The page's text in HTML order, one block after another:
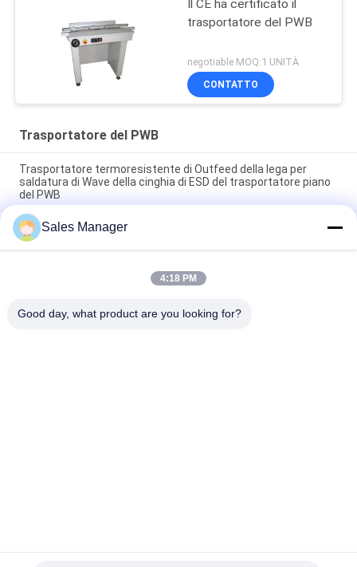
Il CE ha certificato il
trasportatore del PWB
negotiable MOQ:1 UNITÀ
CONTATTO
Trasportatore del PWB
Trasportatore termoresistente di Outfeed della lega per
saldatura di Wave della cinghia di ESD del trasportatore piano
del PWB
Lo SpA controlla il manuale del trasportatore del PWB del
passaggio pedonale 600mm di SMT con Front Fixed Rail
sistema di controllo dello SpA del trasportatore di
collegamento dell'attrezzatura di movimentazione di SMT del
Sales Manager
4:18 PM
Good day, what product are you looking for?